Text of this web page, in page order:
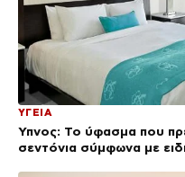
ΥΓΕΙΑ
Ύπνος: Το ύφασμα που
σεντόνια σύμφωνα με